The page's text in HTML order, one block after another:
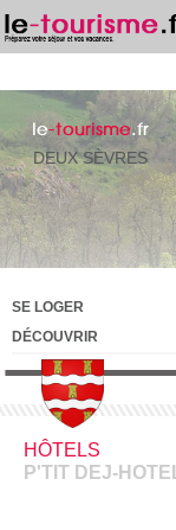
le-tourisme.fr
DEUX SÈVRES
SE LOGER
DÉCOUVRIR
HÔTELS
P'TIT DEJ-